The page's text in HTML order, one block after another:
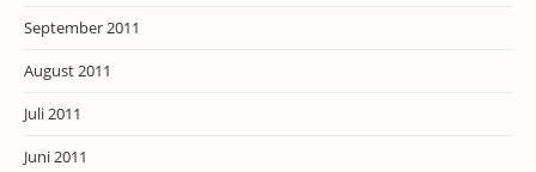
September 2011
August 2011
Juli 2011
Juni 2011